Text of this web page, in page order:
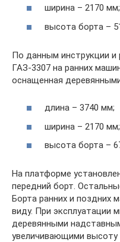
ширина – 2170 мм;
высота борта –
По данным инструкции и
ГАЗ-3307 на ранних
оснащенная
длина – 3740 мм;
ширина – 2170 мм;
высота борта –
На платформе
передний борт.
Борта ранних и поздних
виду. При эксплуатации
деревянными
увеличивающими высоту